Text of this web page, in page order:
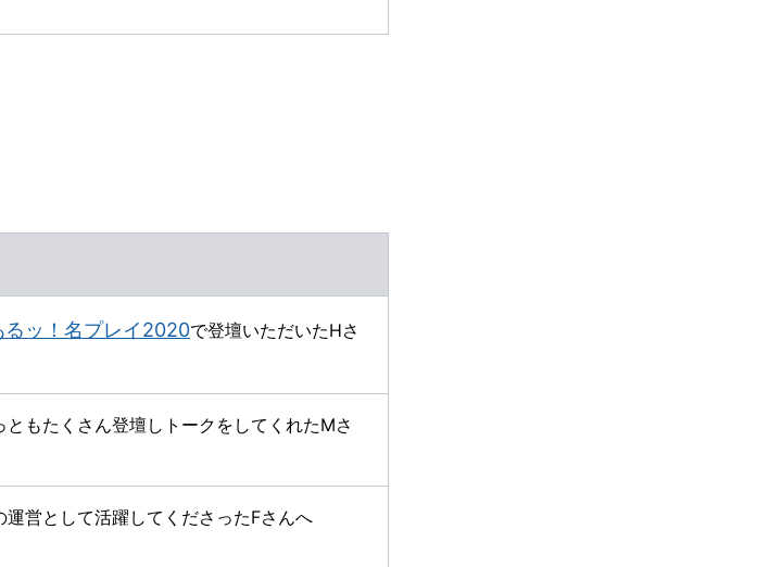
るッ！名プレイ2020で登壇いただいたHさ
もたくさん登壇しトークをしてくれたMさ
営として活躍してくださったFさんへ